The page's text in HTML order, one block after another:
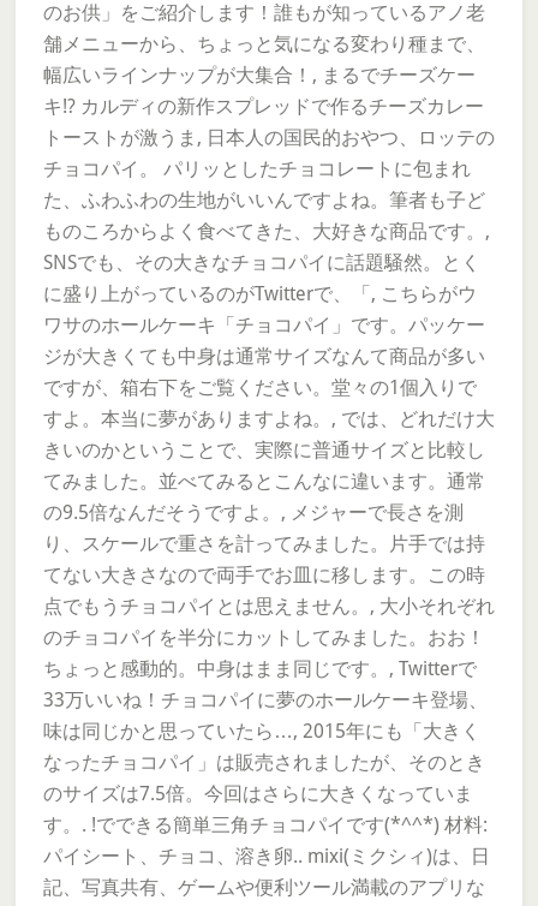
のお供」をご紹介します！誰もが知っているアノ老
舗メニューから、ちょっと気になる変わり種まで、
幅広いラインナップが大集合！, まるでチーズケー
キ!? カルディの新作スプレッドで作るチーズカレー
トーストが激うま, 日本人の国民的おやつ、ロッテの
チョコパイ。 パリッとしたチョコレートに包まれ
た、ふわふわの生地がいいんですよね。筆者も子ど
ものころからよく食べてきた、大好きな商品です。,
SNSでも、その大きなチョコパイに話題騒然。とく
に盛り上がっているのがTwitterで、「, こちらがウ
ワサのホールケーキ「チョコパイ」です。パッケー
ジが大きくても中身は通常サイズなんて商品が多い
ですが、箱右下をご覧ください。堂々の1個入りで
すよ。本当に夢がありますよね。, では、どれだけ大
きいのかということで、実際に普通サイズと比較し
てみました。並べてみるとこんなに違います。通常
の9.5倍なんだそうですよ。, メジャーで長さを測
り、スケールで重さを計ってみました。片手では持
てない大きさなので両手でお皿に移します。この時
点でもうチョコパイとは思えません。, 大小それぞれ
のチョコパイを半分にカットしてみました。おお！
ちょっと感動的。中身はまま同じです。, Twitterで
33万いいね！チョコパイに夢のホールケーキ登場、
味は同じかと思っていたら…, 2015年にも「大きく
なったチョコパイ」は販売されましたが、そのとき
のサイズは7.5倍。今回はさらに大きくなっていま
す。. !でできる簡単三角チョコパイです(*^^*) 材料:
パイシート、チョコ、溶き卵.. mixi(ミクシィ)は、日
記、写真共有、ゲームや便利ツール満載のアプリな